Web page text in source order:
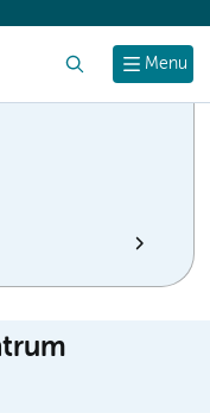
Menu